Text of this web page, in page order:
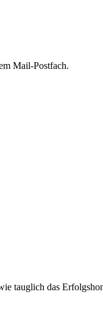
Mail-Postfach.
tauglich das